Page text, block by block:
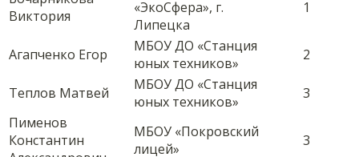
Виктория
«ЭкоСфера», г.
Липецка
1
Агапченко Егор
МБОУ ДО «Станция
юных техников»
2
Теплов Матвей
МБОУ ДО «Станция
юных техников»
3
Пименов
Константин
МБОУ «Покровский
лицей»
3